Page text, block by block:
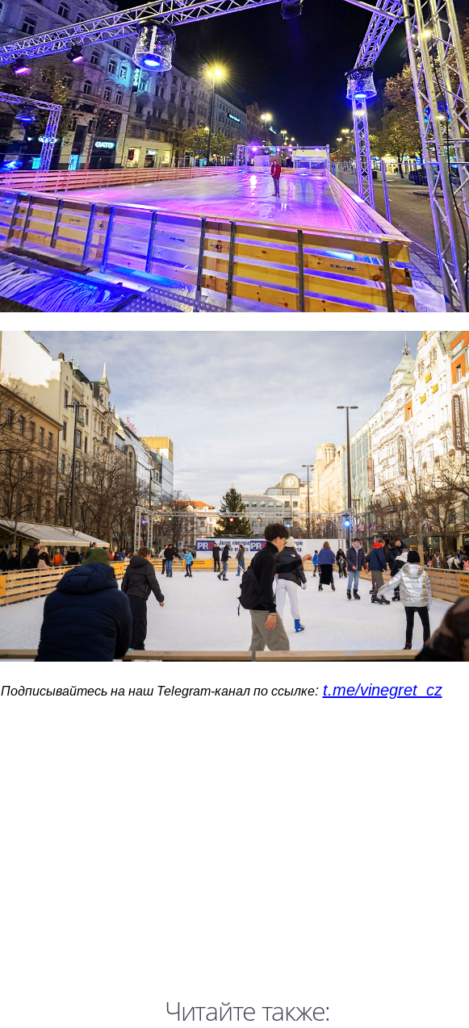
Подписывайтесь на наш Telegram-канал по ссылке: t.me/vinegret_cz
Читайте также: